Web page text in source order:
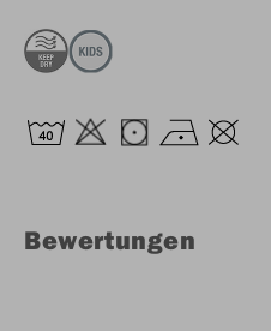
Bewertungen